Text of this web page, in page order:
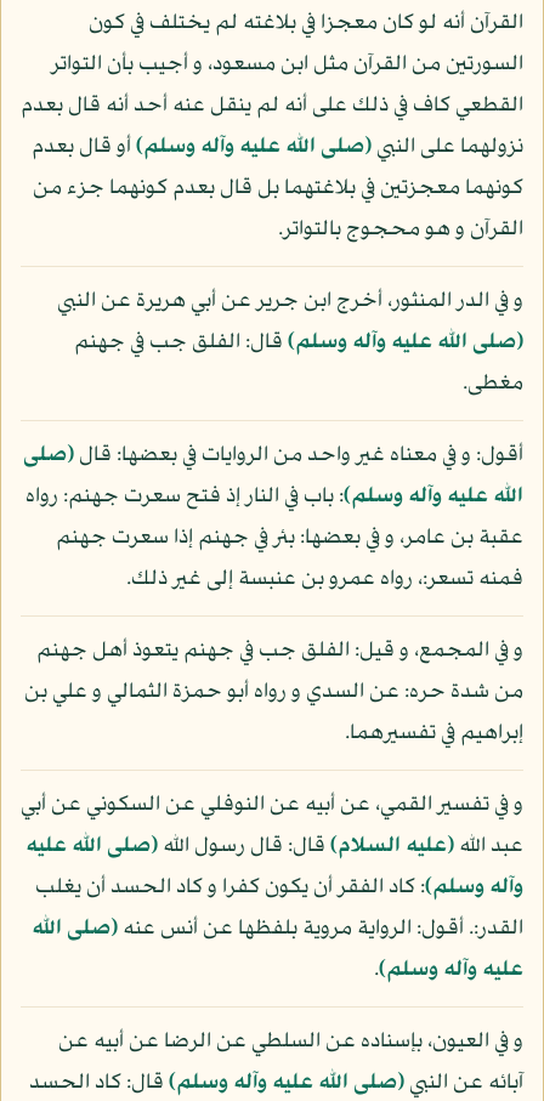
القرآن أنه لو كان معجزا في بلاغته لم يختلف في كون
السورتين من القرآن مثل ابن مسعود، و أجيب بأن التواتر
القطعي كاف في ذلك على أنه لم ينقل عنه أحد أنه قال بعدم
نزولهما على النبي(صلى الله عليه وآله وسلم)أو قال بعدم
كونهما معجزتين في بلاغتهما بل قال بعدم كونهما جزء من
القرآن و هو محجوج بالتواتر.
و في الدر المنثور، أخرج ابن جرير عن أبي هريرة عن النبي
(صلى الله عليه وآله وسلم)قال: الفلق جب في جهنم
مغطى.
أقول: و في معناه غير واحد من الروايات في بعضها: قال(صلى
الله عليه وآله وسلم): باب في النار إذ فتح سعرت جهنم: رواه
عقبة بن عامر، و في بعضها: بئر في جهنم إذا سعرت جهنم
فمنه تسعر:، رواه عمرو بن عنبسة إلى غير ذلك.
و في المجمع، و قيل: الفلق جب في جهنم يتعوذ أهل جهنم
من شدة حره: عن السدي و رواه أبو حمزة الثمالي و علي بن
إبراهيم في تفسيرهما.
و في تفسير القمي، عن أبيه عن النوفلي عن السكوني عن أبي
عبد الله(عليه السلام)قال: قال رسول الله(صلى الله عليه
وآله وسلم): كاد الفقر أن يكون كفرا و كاد الحسد أن يغلب
القدر:. أقول: الرواية مروية بلفظها عن أنس عنه(صلى الله
عليه وآله وسلم).
و في العيون، بإسناده عن السلطي عن الرضا عن أبيه عن
آبائه عن النبي(صلى الله عليه وآله وسلم)قال: كاد الحسد